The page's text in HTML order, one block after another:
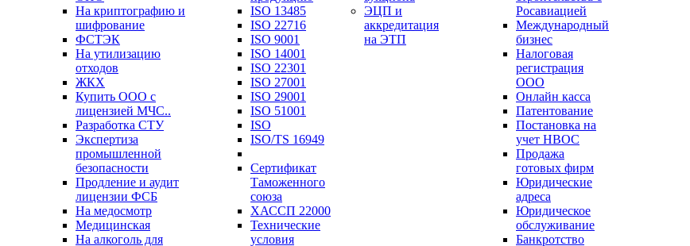
На криптографию и
шифрование
ФСТЭК
На утилизацию
отходов
ЖКХ
Купить ООО с
лицензией МЧС..
Разработка СТУ
Экспертиза
промышленной
безопасности
Продление и аудит
лицензии ФСБ
На медосмотр
Медицинская
На алкоголь для
ISO 13485
ISO 22716
ISO 9001
ISO 14001
ISO 22301
ISO 27001
ISO 29001
ISO 51001
ISO
ISO/TS 16949
Сертификат
Таможенного
союза
ХАССП 22000
Технические
условия
ЭЦП и
аккредитация
на ЭТП
Росавиацией
Международный
бизнес
Налоговая
регистрация
ООО
Онлайн касса
Патентование
Постановка на
учет НВОС
Продажа
готовых фирм
Юридические
адреса
Юридическое
обслуживание
Банкротство